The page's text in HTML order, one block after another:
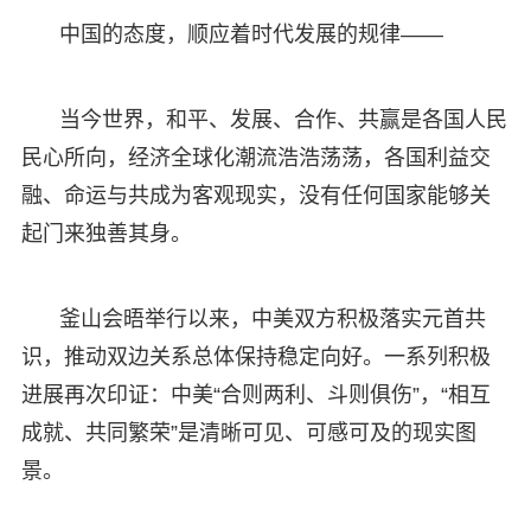
中国的态度，顺应着时代发展的规律——
当今世界，和平、发展、合作、共赢是各国人民
民心所向，经济全球化潮流浩浩荡荡，各国利益交
融、命运与共成为客观现实，没有任何国家能够关
起门来独善其身。
釜山会晤举行以来，中美双方积极落实元首共
识，推动双边关系总体保持稳定向好。一系列积极
进展再次印证：中美“合则两利、斗则俱伤”，“相互
成就、共同繁荣”是清晰可见、可感可及的现实图
景。